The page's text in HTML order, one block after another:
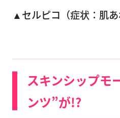
▲セルピコ（症状：肌あ
スキンシップモ
ンツ”が!?